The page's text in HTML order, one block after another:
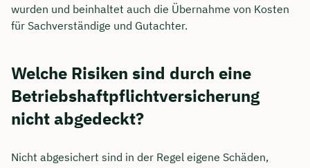
wurden und beinhaltet auch die Übernahme von Kosten
für Sachverständige und Gutachter.
Welche Risiken sind durch eine
Betriebshaftpflichtversicherung
nicht abgedeckt?
Nicht abgesichert sind in der Regel eigene Schäden,